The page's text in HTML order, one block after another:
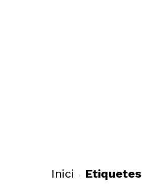
Inici Etiquetes